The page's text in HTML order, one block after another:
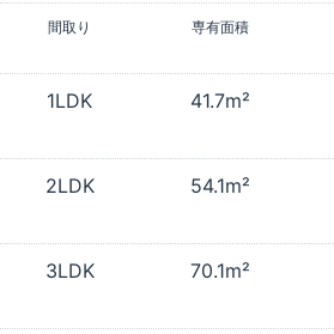
間取り
専有面積
1LDK
41.7m²
2LDK
54.1m²
3LDK
70.1m²